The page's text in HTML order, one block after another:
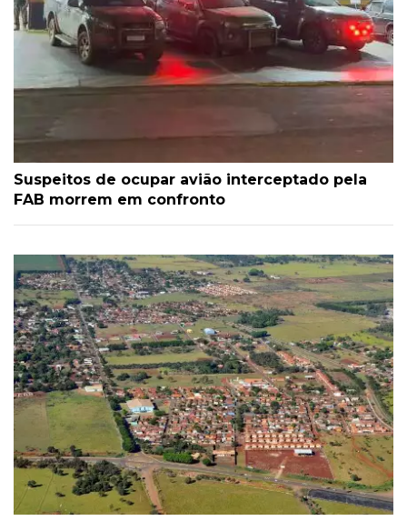
Suspeitos de ocupar avião interceptado pela
FAB morrem em confronto